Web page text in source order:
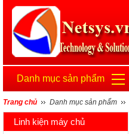
Danh mục sản phẩm
Trang chủ Danh mục sản phẩm
Linh kiện máy chủ